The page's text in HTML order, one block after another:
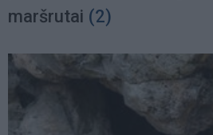
maršrutai (2)